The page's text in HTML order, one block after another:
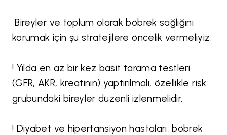
Bireyler ve toplum olarak böbrek sağlığını
korumak için şu stratejilere öncelik vermeliyiz:
! Yılda en az bir kez basit tarama testleri
(GFR, AKR, kreatinin) yaptırılmalı, özellikle risk
grubundaki bireyler düzenli izlenmelidir.
! Diyabet ve hipertansiyon hastaları, böbrek